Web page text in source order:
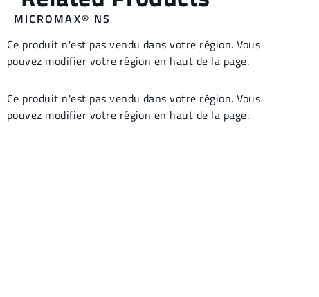
MICROMAX® NS
Ce produit n'est pas vendu dans votre région. Vous
pouvez modifier votre région en haut de la page.
Ce produit n'est pas vendu dans votre région. Vous
pouvez modifier votre région en haut de la page.